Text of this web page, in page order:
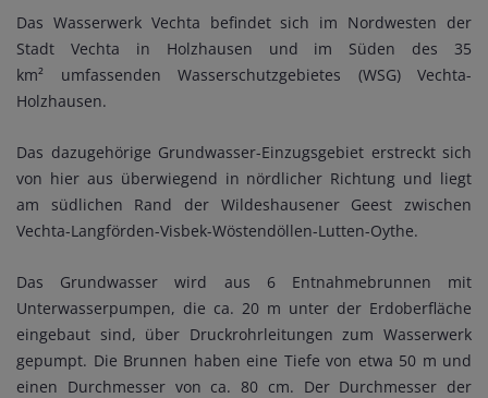
Das Wasserwerk Vechta befindet sich im Nordwesten der
Stadt Vechta in Holzhausen und im Süden des 35
km² umfassenden Wasserschutzgebietes (WSG) Vechta-
Holzhausen.
Das dazugehörige Grundwasser-Einzugsgebiet erstreckt sich
von hier aus überwiegend in nördlicher Richtung und liegt
am südlichen Rand der Wildeshausener Geest zwischen
Vechta-Langförden-Visbek-Wöstendöllen-Lutten-Oythe.
Das Grundwasser wird aus 6 Entnahmebrunnen mit
Unterwasserpumpen, die ca. 20 m unter der Erdoberfläche
eingebaut sind, über Druckrohrleitungen zum Wasserwerk
gepumpt. Die Brunnen haben eine Tiefe von etwa 50 m und
einen Durchmesser von ca. 80 cm. Der Durchmesser der